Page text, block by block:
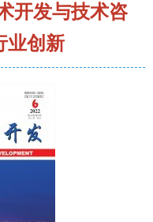
开发与技术咨
业创新